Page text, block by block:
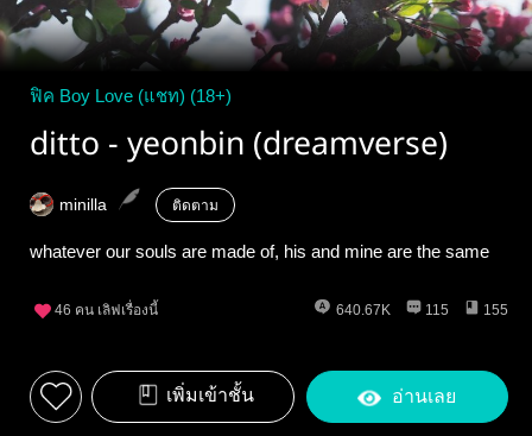
ฟิค Boy Love (แชท) (18+)
ditto - yeonbin (dreamverse)
minilla ติดตาม
whatever our souls are made of, his and mine are the same
46 คน เลิฟเรื่องนี้ 640.67K 115 155
เพิ่มเข้าชั้น อ่านเลย